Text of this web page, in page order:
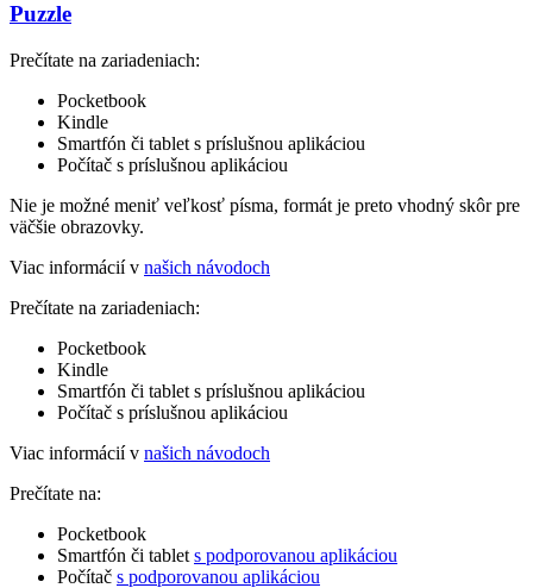
Puzzle
Prečítate na zariadeniach:
Pocketbook
Kindle
Smartfón či tablet s príslušnou aplikáciou
Počítač s príslušnou aplikáciou
Nie je možné meniť veľkosť písma, formát je preto vhodný skôr pre
väčšie obrazovky.
Viac informácií v našich návodoch
Prečítate na zariadeniach:
Pocketbook
Kindle
Smartfón či tablet s príslušnou aplikáciou
Počítač s príslušnou aplikáciou
Viac informácií v našich návodoch
Prečítate na:
Pocketbook
Smartfón či tablet s podporovanou aplikáciou
Počítač s podporovanou aplikáciou